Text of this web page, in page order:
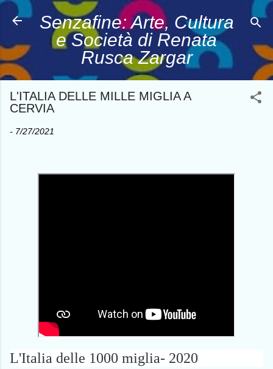
Passa ai contenuti principali
Senzafine: Arte, Cultura
e Società di Renata
Rusca Zargar
L'ITALIA DELLE MILLE MIGLIA A
CERVIA
- 7/27/2021
L'Italia delle 1000 miglia- 2020